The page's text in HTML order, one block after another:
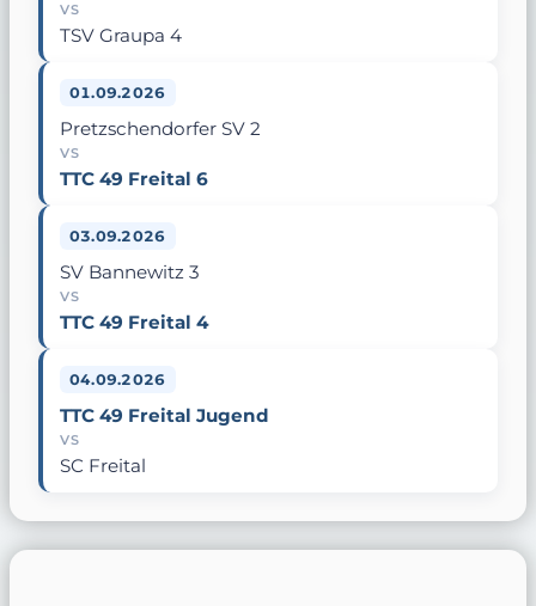
VS
TSV Graupa 4
01.09.2026
Pretzschendorfer SV 2
VS
TTC 49 Freital 6
03.09.2026
SV Bannewitz 3
VS
TTC 49 Freital 4
04.09.2026
TTC 49 Freital Jugend
VS
SC Freital